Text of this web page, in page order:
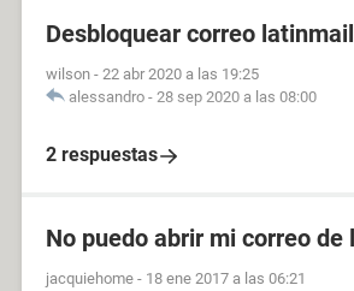
Desbloquear correo latinmail
wilson - 22 abr 2020 a las 19:25
alessandro - 28 sep 2020 a las 08:00
2 respuestas
No puedo abrir mi correo de
jacquiehome - 18 ene 2017 a las 06:21